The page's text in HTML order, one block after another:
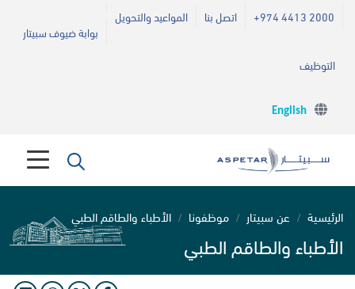
+974 4413 2000 اتصل بنا
المواعيد والتحويل
بوابة ضيوف سبيتار
التوظيف
English
الرئيسية عن سبيتار موظفونا الأطباء والطاقم الطبي
الأطباء والطاقم الطبي